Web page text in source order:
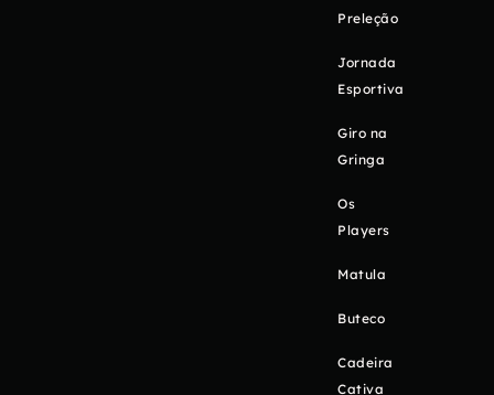
Preleção
Jornada
Esportiva
Giro na
Gringa
Os
Players
Matula
Buteco
Cadeira
Cativa